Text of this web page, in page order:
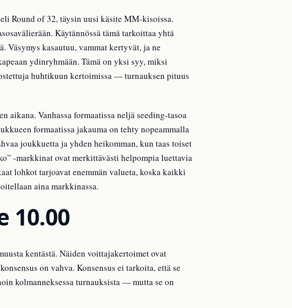
Round of 32, täysin uusi käsite MM-kisoissa.
Käytännössä tämä tarkoittaa yhtä
kasautuu, vammat kertyvät, ja ne
ydinryhmään. Tämä on yksi syy, miksi
huhtikuun kertoimissa — turnauksen pituus
Vanhassa formaatissa neljä seeding-tasoa
formaatissa jakauma on tehty nopeammalla
joukkuetta ja yhden heikomman, kun taas toiset
-markkinat ovat merkittävästi helpompia luettavia
lohkot tarjoavat enemmän valueta, koska kaikki
aina markkinassa.
10.00
kentästä. Näiden voittajakertoimet ovat
on vahva. Konsensus ei tarkoita, että se
kolmanneksessa turnauksista — mutta se on